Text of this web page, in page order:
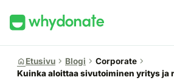
homeEtusivu chevron_right Blogi chevron_right Corporate chevron_right
Kuinka aloittaa sivutoiminen yritys ja